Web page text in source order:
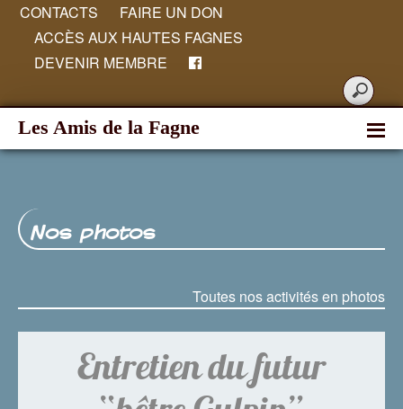
CONTACTS
FAIRE UN DON
ACCÈS AUX HAUTES FAGNES
DEVENIR MEMBRE
Les Amis de la Fagne
Nos photos
Toutes nos activités en photos
Entretien du futur